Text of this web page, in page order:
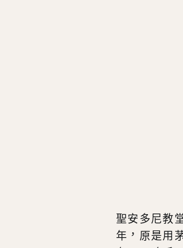
聖安多尼教
年，原是用